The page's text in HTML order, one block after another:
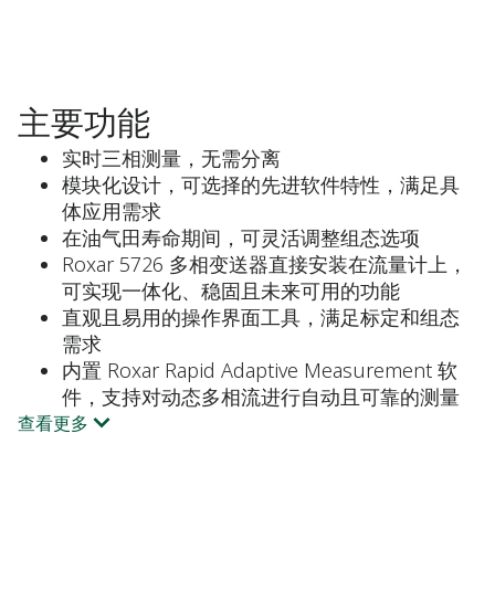
主要功能
实时三相测量，无需分离
模块化设计，可选择的先进软件特性，满足具
体应用需求
在油气田寿命期间，可灵活调整组态选项
Roxar 5726 多相变送器直接安装在流量计上，
可实现一体化、稳固且未来可用的功能
直观且易用的操作界面工具，满足标定和组态
需求
内置 Roxar Rapid Adaptive Measurement 软
件，支持对动态多相流进行自动且可靠的测量
查看更多